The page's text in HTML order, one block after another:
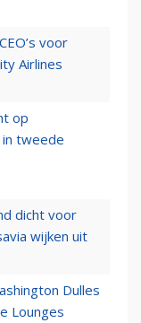
voor
Airlines
op
in tweede
dicht voor
wijken uit
Dulles
Lounges